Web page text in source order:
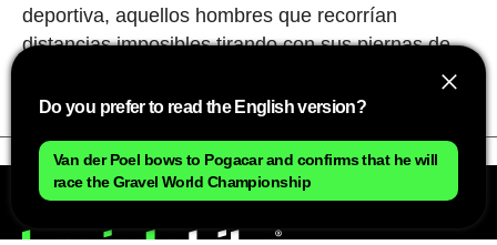
deportiva, aquellos hombres que recorrían
distancias imposibles tirando con sus piernas de
Do you prefer to read the English version?
Van der Poel bows to Pogacar and confirms that he will
race the Gravel World Championship